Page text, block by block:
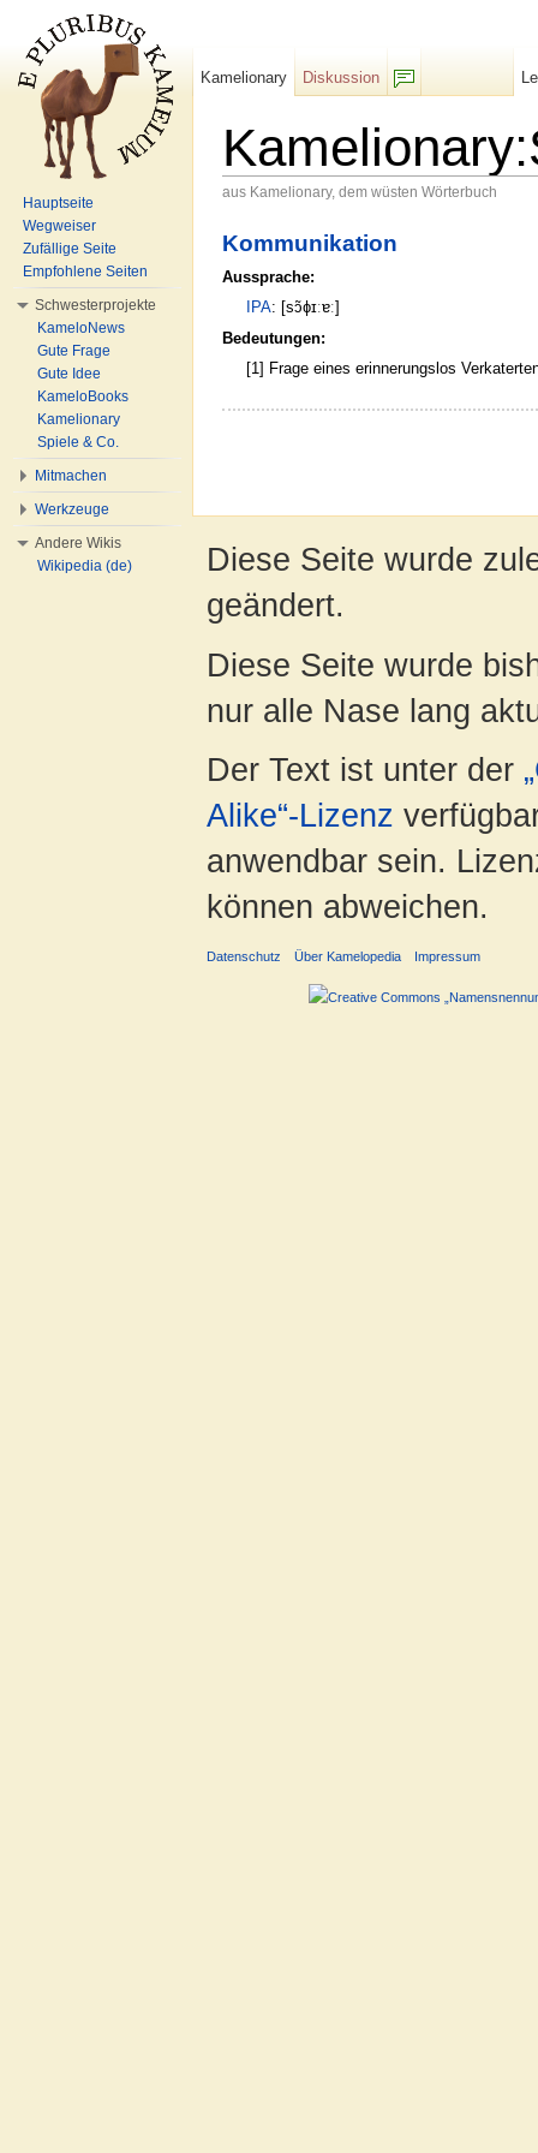
aus Kamelionary, dem wüsten Wörterbuch
Kommunikation
Aussprache:
IPA: [sɔ̃ɸɪːɐː]
Bedeutungen:
[1] Frage eines erinnerungslos
Kamelionary
Diskussion
Hauptseite
Wegweiser
Zufällige Seite
Empfohlene Seiten
Schwesterprojekte
KameloNews
Gute Frage
Gute Idee
KameloBooks
Kamelionary
Spiele & Co.
Mitmachen
Werkzeuge
Andere Wikis
Wikipedia (de)
Diese Seite wurde
geändert.
Diese Seite wurde
nur alle Nase lang
Der Text ist unter der
Alike“-Lizenz
anwendbar sein.
können abweichen.
Datenschutz Über Kamelopedia Impressum